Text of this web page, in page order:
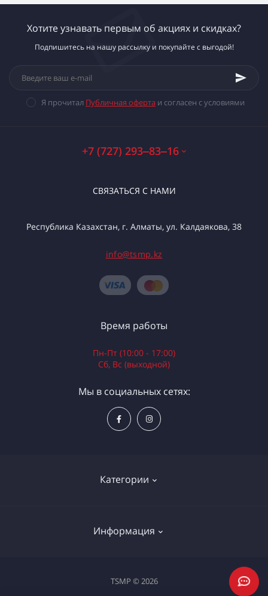
Хотите узнавать первым об акциях и скидках?
Подпишитесь на нашу рассылку и покупайте с выгодой!
Я прочитал Публичная оферта и согласен с условиями
+7 (727) 293‒83‒16
СВЯЗАТЬСЯ С НАМИ
Республика Казахстан, г. Алматы, ул. Калдаякова, 38
info@tsmp.kz
Категории
Электроинструменты
Информация
Доставка и оплата
Время работы
Пн-Пт (10:00 - 17:00)
Сб, Вс (выходной)
Мы в социальных сетях:
TSMP © 2026